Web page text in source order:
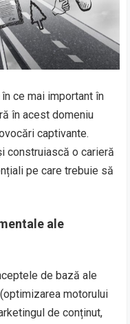
ce mai important în
în acest domeniu
captivante.
construiască o carieră
pe care trebuie să
ale
de bază ale
motorului
de conținut,